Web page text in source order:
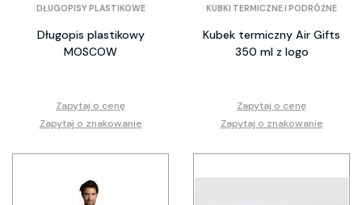
DŁUGOPISY PLASTIKOWE
Długopis plastikowy
MOSCOW
Zapytaj o cenę
Zapytaj o znakowanie
KUBKI TERMICZNE I PODRÓŻNE
Kubek termiczny Air Gifts
350 ml z logo
Zapytaj o cenę
Zapytaj o znakowanie